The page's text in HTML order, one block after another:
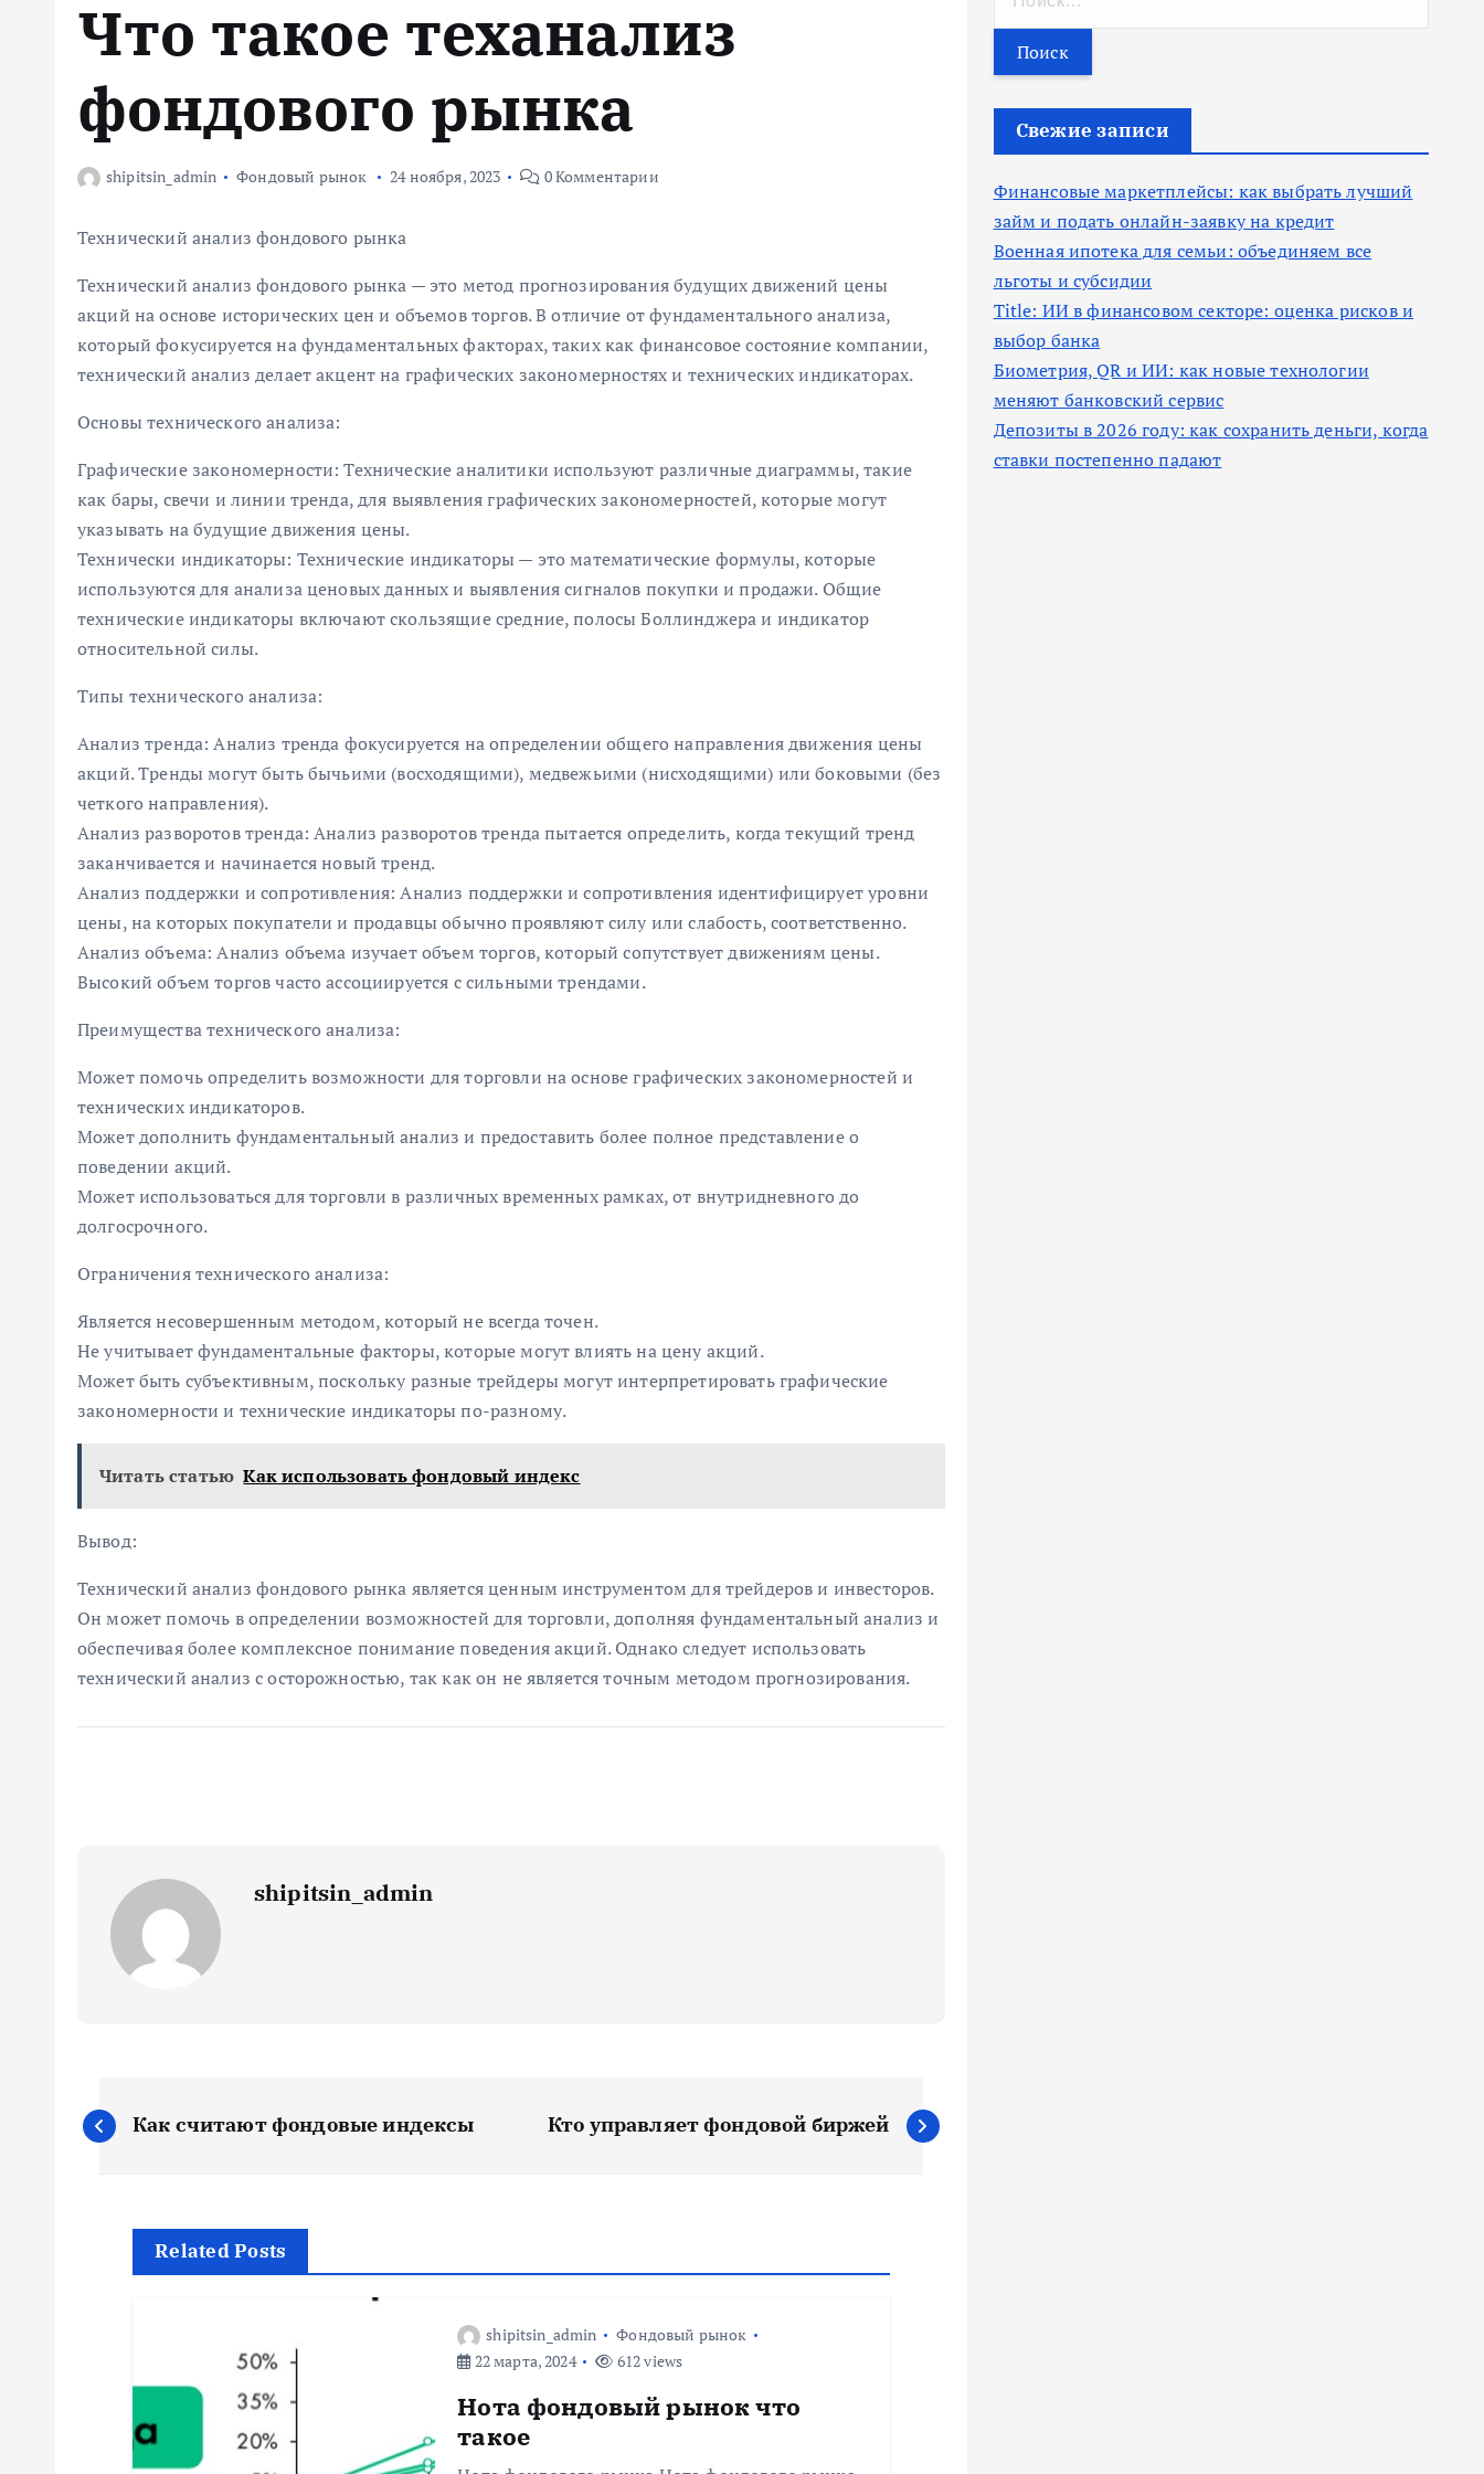
Что такое теханализ
фондового рынка
shipitsin_admin Фондовый рынок 24 ноября, 2023 0 Комментарии
Технический анализ фондового рынка
Технический анализ фондового рынка — это метод прогнозирования будущих движений цены
акций на основе исторических цен и объемов торгов. В отличие от фундаментального анализа,
который фокусируется на фундаментальных факторах, таких как финансовое состояние компании,
технический анализ делает акцент на графических закономерностях и технических индикаторах.
Основы технического анализа:
Графические закономерности: Технические аналитики используют различные диаграммы, такие
как бары, свечи и линии тренда, для выявления графических закономерностей, которые могут
указывать на будущие движения цены.
Технически индикаторы: Технические индикаторы — это математические формулы, которые
используются для анализа ценовых данных и выявления сигналов покупки и продажи. Общие
технические индикаторы включают скользящие средние, полосы Боллинджера и индикатор
относительной силы.
Типы технического анализа:
Анализ тренда: Анализ тренда фокусируется на определении общего направления движения цены
акций. Тренды могут быть бычьими (восходящими), медвежьими (нисходящими) или боковыми (без
четкого направления).
Анализ разворотов тренда: Анализ разворотов тренда пытается определить, когда текущий тренд
заканчивается и начинается новый тренд.
Анализ поддержки и сопротивления: Анализ поддержки и сопротивления идентифицирует уровни
цены, на которых покупатели и продавцы обычно проявляют силу или слабость, соответственно.
Анализ объема: Анализ объема изучает объем торгов, который сопутствует движениям цены.
Высокий объем торгов часто ассоциируется с сильными трендами.
Преимущества технического анализа:
Может помочь определить возможности для торговли на основе графических закономерностей и
технических индикаторов.
Может дополнить фундаментальный анализ и предоставить более полное представление о
поведении акций.
Может использоваться для торговли в различных временных рамках, от внутридневного до
долгосрочного.
Ограничения технического анализа:
Является несовершенным методом, который не всегда точен.
Не учитывает фундаментальные факторы, которые могут влиять на цену акций.
Может быть субъективным, поскольку разные трейдеры могут интерпретировать графические
закономерности и технические индикаторы по-разному.
Читать статью Как использовать фондовый индекс
Вывод:
Технический анализ фондового рынка является ценным инструментом для трейдеров и инвесторов.
Он может помочь в определении возможностей для торговли, дополняя фундаментальный анализ и
обеспечивая более комплексное понимание поведения акций. Однако следует использовать
технический анализ с осторожностью, так как он не является точным методом прогнозирования.
shipitsin_admin
Н
Как считают фондовые индексы Кто управляет фондовой биржей
Related Posts
shipitsin_admin
Фондовый рынок
22 марта, 2024
612 views
Нота фондовый рынок что
такое
т
и
Свежие записи
Финансовые маркетплейсы: как выбрать лучший
займ и подать онлайн-заявку на кредит
Военная ипотека для семьи: объединяем все
льготы и субсидии
Title: ИИ в финансовом секторе: оценка рисков и
выбор банка
Биометрия, QR и ИИ: как новые технологии
меняют банковский сервис
Депозиты в 2026 году: как сохранить деньги, когда
ставки постепенно падают